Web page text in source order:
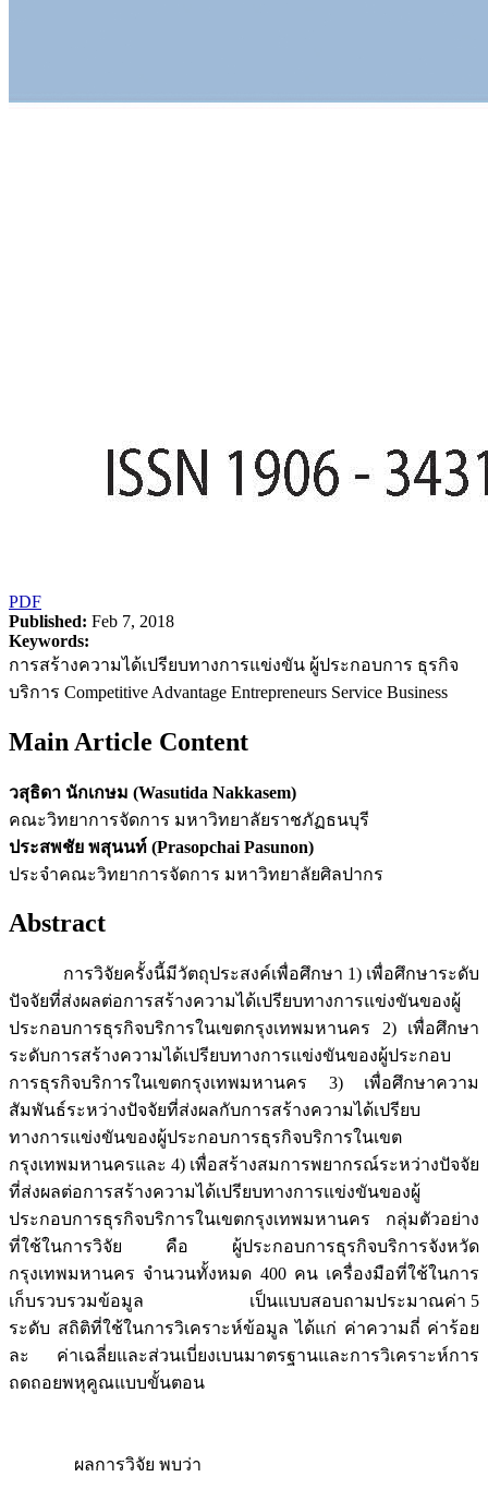
PDF
Published: Feb 7, 2018
Keywords:
การสร้างความได้เปรียบทางการแข่งขัน ผู้ประกอบการ ธุรกิจ
บริการ Competitive Advantage Entrepreneurs Service Business
Main Article Content
วสุธิดา นักเกษม (Wasutida Nakkasem)
คณะวิทยาการจัดการ มหาวิทยาลัยราชภัฏธนบุรี
ประสพชัย พสุนนท์ (Prasopchai Pasunon)
ประจำคณะวิทยาการจัดการ มหาวิทยาลัยศิลปากร
Abstract
การวิจัยครั้งนี้มีวัตถุประสงค์เพื่อศึกษา 1) เพื่อศึกษาระดับ
ปัจจัยที่ส่งผลต่อการสร้างความได้เปรียบทางการแข่งขันของผู้
ประกอบการธุรกิจบริการในเขตกรุงเทพมหานคร 2) เพื่อศึกษา
ระดับการสร้างความได้เปรียบทางการแข่งขันของผู้ประกอบ
การธุรกิจบริการในเขตกรุงเทพมหานคร 3) เพื่อศึกษาความ
สัมพันธ์ระหว่างปัจจัยที่ส่งผลกับการสร้างความได้เปรียบ
ทางการแข่งขันของผู้ประกอบการธุรกิจบริการในเขต
กรุงเทพมหานครและ 4) เพื่อสร้างสมการพยากรณ์ระหว่างปัจจัย
ที่ส่งผลต่อการสร้างความได้เปรียบทางการแข่งขันของผู้
ประกอบการธุรกิจบริการในเขตกรุงเทพมหานคร กลุ่มตัวอย่าง
ที่ใช้ในการวิจัย คือ ผู้ประกอบการธุรกิจบริการจังหวัด
กรุงเทพมหานคร จำนวนทั้งหมด 400 คน เครื่องมือที่ใช้ในการ
เก็บรวบรวมข้อมูล เป็นแบบสอบถามประมาณค่า 5
ระดับ สถิติที่ใช้ในการวิเคราะห์ข้อมูล ได้แก่ ค่าความถี่ ค่าร้อย
ละ ค่าเฉลี่ยและส่วนเบี่ยงเบนมาตรฐานและการวิเคราะห์การ
ถดถอยพหุคูณแบบขั้นตอน
ผลการวิจัย พบว่า